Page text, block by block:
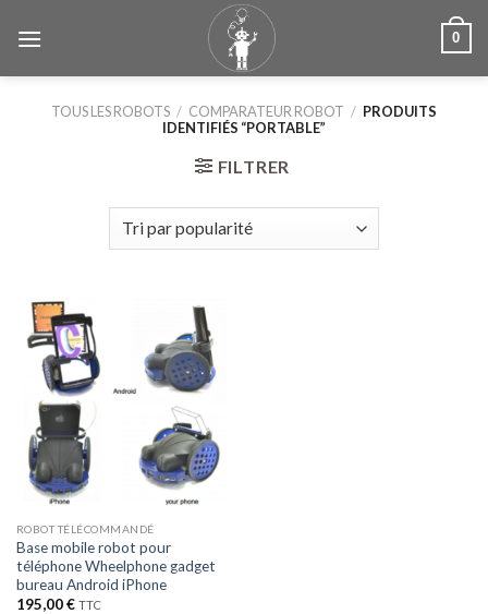
0
TOUS LES ROBOTS / COMPARATEUR ROBOT / PRODUITS
IDENTIFIÉS “PORTABLE”
FILTRER
ROBOT TÉLÉCOMMANDÉ
Base mobile robot pour
téléphone Wheelphone gadget
bureau Android iPhone
195,00€ TTC